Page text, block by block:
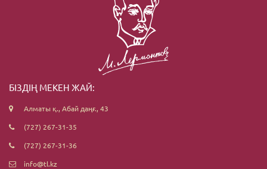
БІЗДІҢ МЕКЕН ЖАЙ:
Алматы қ., Абай даңғ., 43
(727) 267-31-35
(727) 267-31-36
info@tl.kz